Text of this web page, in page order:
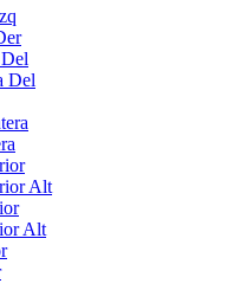
Del
Alt
Alt